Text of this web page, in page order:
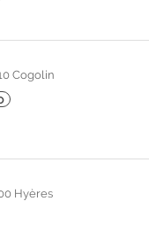
Cogolin
Hyères